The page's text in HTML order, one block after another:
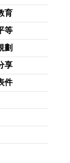
育
等
劃
享
件